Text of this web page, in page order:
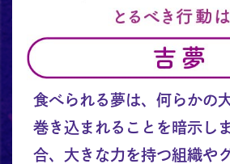
食べられる夢は、何らかの
巻き込まれることを暗示し
合、大きな力を持つ組織や